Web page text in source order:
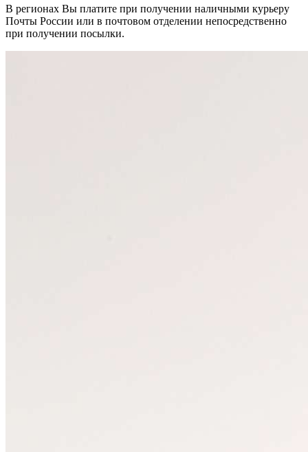
В регионах Вы платите при получении наличными курьеру
Почты России или в почтовом отделении непосредственно
при получении посылки.